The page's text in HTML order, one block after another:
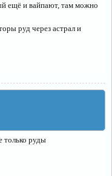
ещё и вайпают, там можно
руд через астрал и
только руды